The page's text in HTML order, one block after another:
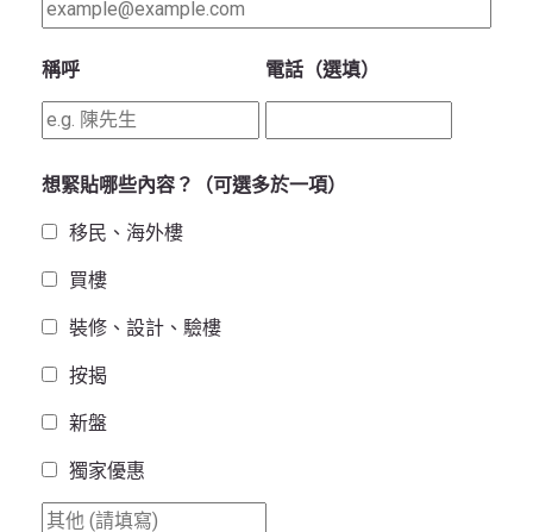
稱呼 電話（選填）
想緊貼哪些內容？（可選多於一項）
移民、海外樓
買樓
裝修、設計、驗樓
按揭
新盤
獨家優惠